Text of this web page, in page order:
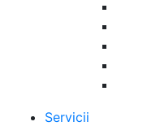
Servicii